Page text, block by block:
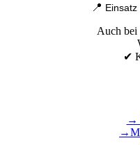
📍
Auch bei
✔
→